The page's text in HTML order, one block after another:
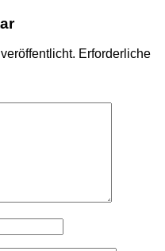
Erforderliche